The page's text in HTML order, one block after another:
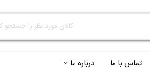
تماس با ما درباره ما